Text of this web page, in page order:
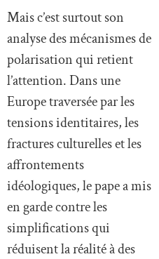
Mais c’est surtout son
analyse des mécanismes de
polarisation qui retient
l’attention. Dans une
Europe traversée par les
tensions identitaires, les
fractures culturelles et les
affrontements
idéologiques, le pape a mis
en garde contre les
simplifications qui
réduisent la réalité à des